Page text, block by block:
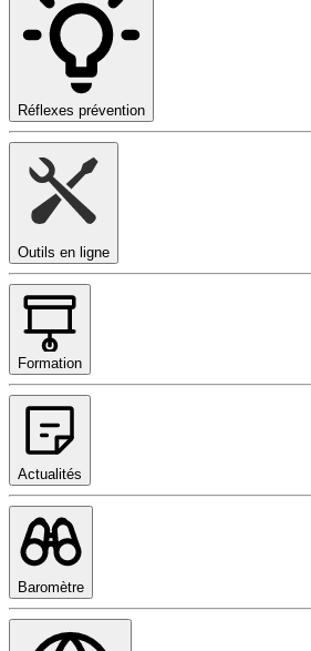
Réflexes prévention
Outils en ligne
Formation
Actualités
Baromètre